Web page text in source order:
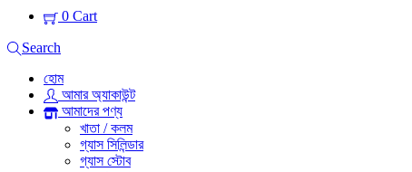
0 Cart
Search
হোম
আমার অ্যাকাউন্ট
আমাদের পণ্য
খাতা / কলম
গ্যাস সিলিন্ডার
গ্যাস স্টোব